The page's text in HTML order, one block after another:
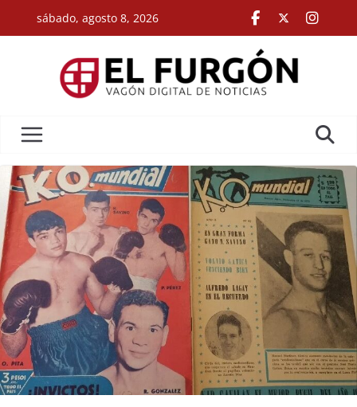
to
sábado, agosto 8, 2026